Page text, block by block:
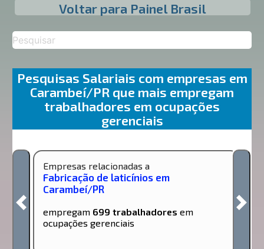
Voltar para Painel Brasil
Pesquisas Salariais com empresas em
Carambeí/PR que mais empregam
trabalhadores em ocupações
gerenciais
Empresas relacionadas a
Fabricação de laticínios em
Carambeí/PR
empregam 699 trabalhadores em
ocupações gerenciais